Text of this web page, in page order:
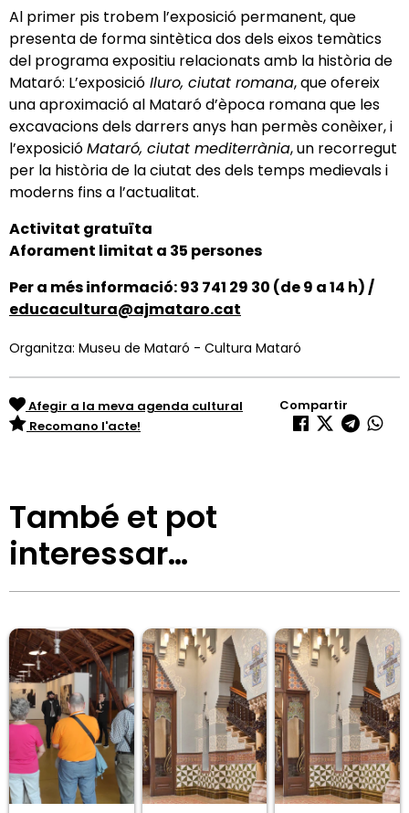
Al primer pis trobem l’exposició permanent, que
presenta de forma sintètica dos dels eixos temàtics
del programa expositiu relacionats amb la història de
Mataró: L’exposició Iluro, ciutat romana, que ofereix
una aproximació al Mataró d’època romana que les
excavacions dels darrers anys han permès conèixer, i
l’exposicióMataró, ciutat mediterrània, un recorregut
per la història de la ciutat des dels temps medievals i
moderns fins a l’actualitat.
Activitat gratuïta
Aforament limitat a 35 persones
Per a més informació: 93 741 29 30 (de 9 a 14 h) /
educacultura@ajmataro.cat
Organitza: Museu de Mataró - Cultura Mataró
Afegir a la meva agenda cultural
Recomano l'acte!
Compartir
També et pot
interessar…